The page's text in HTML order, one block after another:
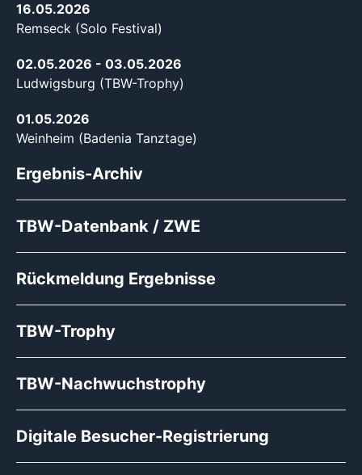
16.05.2026
Remseck (Solo Festival)
02.05.2026 - 03.05.2026
Ludwigsburg (TBW-Trophy)
01.05.2026
Weinheim (Badenia Tanztage)
Ergebnis-Archiv
TBW-Datenbank / ZWE
Rückmeldung Ergebnisse
TBW-Trophy
TBW-Nachwuchstrophy
Digitale Besucher-Registrierung